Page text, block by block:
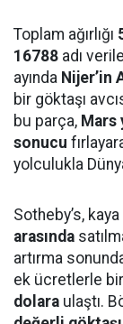
Toplam ağırlığı
16788 adı
ayında Nijer’in
bir göktaşı
bu parça, Mars
sonucu
yolculukla
Sotheby’s, kaya
arasında
artırma
ek ücretlerle
dolara ulaştı.